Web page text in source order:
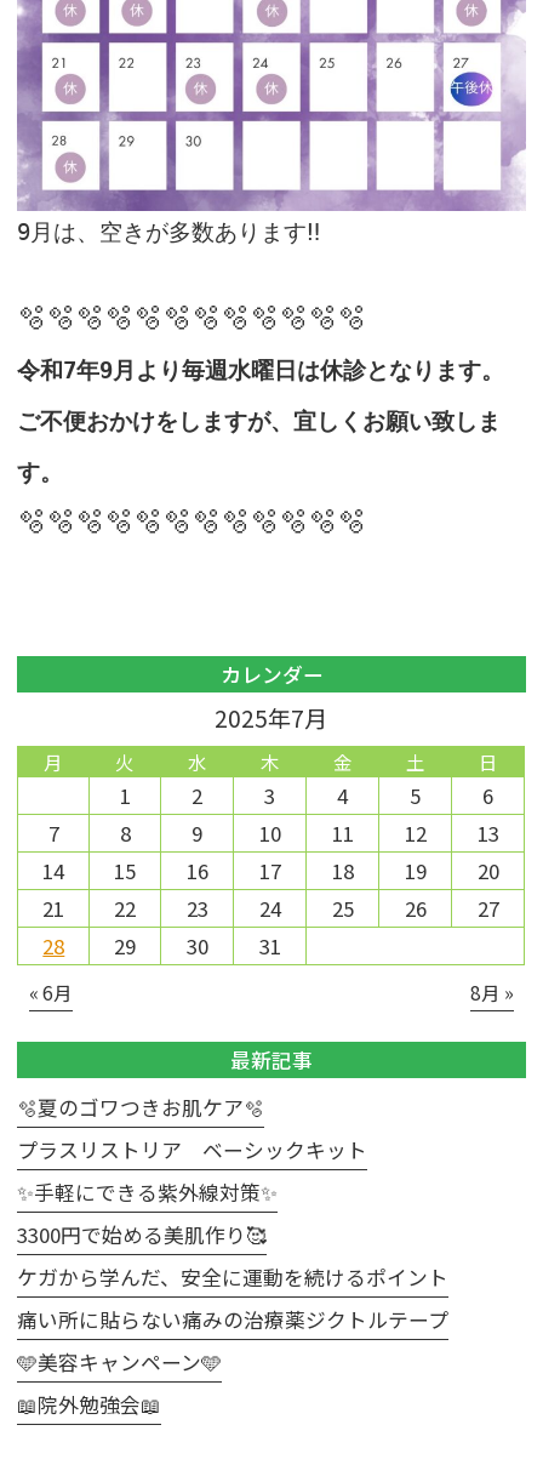
9月は、空きが多数あります‼︎
🫧🫧🫧🫧🫧🫧🫧🫧🫧🫧🫧🫧
令和7年9月より毎週水曜日は休診となります。
ご不便おかけをしますが、宜しくお願い致しま
す。
🫧🫧🫧🫧🫧🫧🫧🫧🫧🫧🫧🫧
カレンダー
2025年7月
月 火 水 木 金 土 日
1 2 3 4 5
6
7
8 9 10 11 12
13
14
15 16 17 18 19
20
21
22 23 24 25 26
27
28
29 30 31
« 6月 8月 »
最新記事
🫧夏のゴワつきお肌ケア🫧
プラスリストリア ベーシックキット
✨手軽にできる紫外線対策✨
3300円で始める美肌作り🥰
ケガから学んだ、安全に運動を続けるポイント
痛い所に貼らない痛みの治療薬ジクトルテープ
🩵美容キャンペーン🩵
📖院外勉強会📖